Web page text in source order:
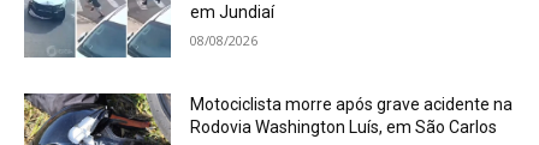
em Jundiaí
08/08/2026
Motociclista morre após grave acidente na
Rodovia Washington Luís, em São Carlos